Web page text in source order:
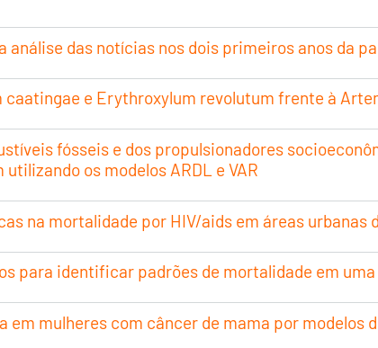
análise das notícias nos dois primeiros anos da
e Erythroxylum revolutum frente à
fósseis e dos propulsionadores
os modelos ARDL e VAR
na mortalidade por HIV/aids em áreas urbanas
para identificar padrões de mortalidade em
em mulheres com câncer de mama por modelos